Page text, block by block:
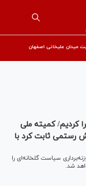
میدان علیخانی اصفهان
کردیم/ کمیته ملی
رستمی ثابت کرد با
سیاست گلخانه‌ای را
شد.